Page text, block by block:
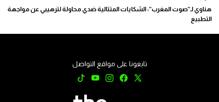
هناوي لـ”صوت المغرب”: الشكايات المتتالية ضدي محاولة لترهيبي عن مواجهة
التطبيع
تابعونا على مواقع التواصل